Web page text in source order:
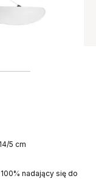
14/5 cm
nadający się do